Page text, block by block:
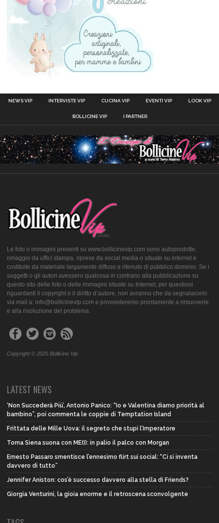
NEWS VIP INTERVISTE VIP CUCINA VIP EVENTI VIP LOOK VIP
BOLLICINE VIP I PARTNER
Le foto o immagini presenti su www.bollicinevip.com sono autoprodotte,
omaggio da uffici stampa, riprese da social media o situate su internet e
costituite da materiale largamente diffuso e ritenuto di pubblico dominio. Se i
soggetti o gli autori avessero qualcosa in contrario alla pubblicazione su
questo sito delle foto o delle immagini situate su Internet, per questioni
riguardanti il copyright o il diritto d’autore, non avranno che da segnalarcelo
via mail a: info@bollicinevip.com e provvederemo prontamente a rimuoverle
e alla risoluzione del problema.
Copyright © 2025 Bollicine Vip
LATEST NEWS
‘Non Succederà Più’, Antonio Panico: “Io e Valentina diamo priorità al
bambino”, poi commenta le coppie di Temptation Island
Frittata delle Mille Uova: il segreto che stupì l’Imperatore
Torna Siena suona con ME(I): in palio il palco con Morgan
Ernesto Passaro smentisce l’ennesimo flirt sui social: “Ci si inventa
davvero di tutto”
Jennifer Aniston: cos’è successo davvero alla stella di Friends?
Giorgia Venturini, la gioia enorme e il retroscena sconvolgente